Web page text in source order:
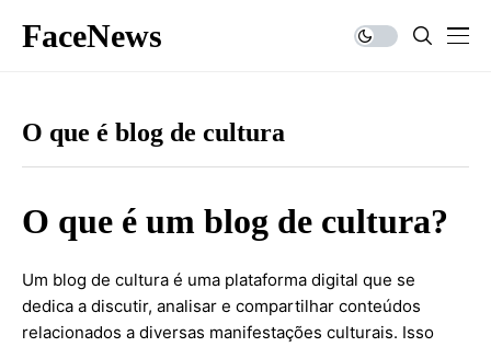
FaceNews
O que é blog de cultura
O que é um blog de cultura?
Um blog de cultura é uma plataforma digital que se
dedica a discutir, analisar e compartilhar conteúdos
relacionados a diversas manifestações culturais. Isso